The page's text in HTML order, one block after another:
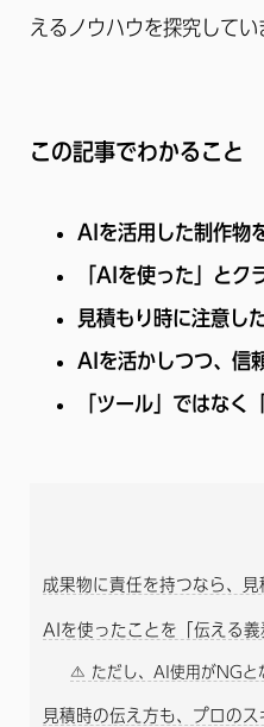
えるノウハウを探究してい
この記事でわかること
AIを活用した制作物
「AIを使った」とク
見積もり時に注意し
AIを活かしつつ、信
「ツール」ではなく
成果物に責任を持つなら、
AIを使ったことを「伝える義
⚠ ただし、AI使用がNGと
見積時の伝え方も、プロの